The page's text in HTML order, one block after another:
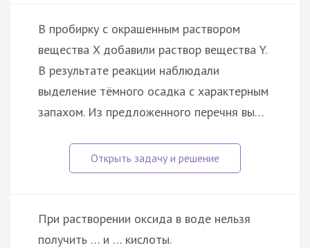
В пробирку с окрашенным раствором
вещества X добавили раствор вещества Y.
В результате реакции наблюдали
выделение тёмного осадка с характерным
запахом. Из предложенного перечня вы…
При растворении оксида в воде нельзя
получить … и … кислоты.